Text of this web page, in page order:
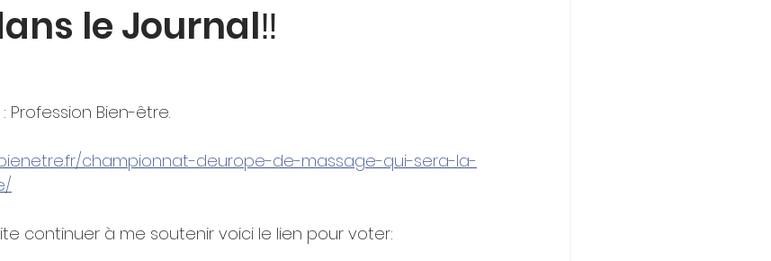
le Journal‼️
Profession Bien-être.
championnat-deurope-de-massage-qui-sera-la-
continuer à me soutenir voici le lien pour voter: